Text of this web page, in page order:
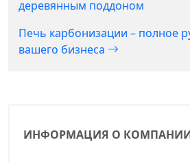
ИНФОРМАЦИЯ О
деревянным поддоном
Печь карбонизации – полное
вашего бизнеса